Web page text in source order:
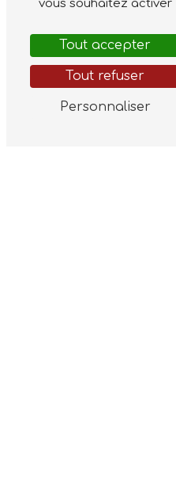
retrouver équilibre
intérieure.
N'hésitez pas à
Miel au 06 77 54 11
séance de
vivre un moment de
bien-être n'attend
vous souhaitez activer
Tout accepter
Tout refuser
Personnaliser